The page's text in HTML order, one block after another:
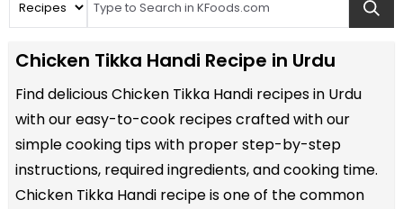
Chicken Tikka Handi Recipe in Urdu
Find delicious Chicken Tikka Handi recipes in Urdu
with our easy-to-cook recipes crafted with our
simple cooking tips with proper step-by-step
instructions, required ingredients, and cooking time.
Chicken Tikka Handi recipe is one of the common